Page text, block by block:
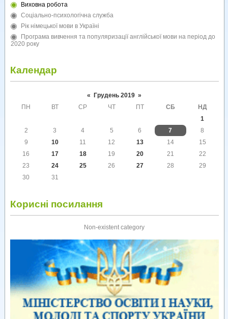
Виховна робота
Соціально-психологічна служба
Рік німецької мови в Україні
Програма вивчення та популяризації англійської мови на період до
2020 року
Календар
« Грудень 2019 »
ПН
ВТ СР ЧТ ПТ СБ
НД
1
2
3 4 5 6 7
8
9
10 11 12 13 14
15
16
17 18 19 20 21
22
23
24 25 26 27 28
29
30
31
Корисні посилання
Non-existent category